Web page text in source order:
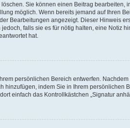
Sie können einen Beitrag bearbeiten,
möglich. Wenn bereits jemand auf Ihren
Bearbeitungen angezeigt. Dieser Hinweis
falls sie es für nötig halten, eine Notiz
hat.
persönlichen Bereich entwerfen.
indem Sie in Ihrem persönlichen
einfach das Kontrollkästchen „Signatur